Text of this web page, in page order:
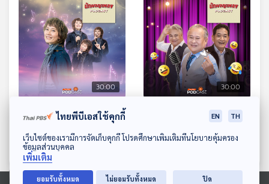
ดาวน์โหลด Thai PBS Podcast Application
30:00
EP. 41: ก้อย ศรัณย่า DIVA
นักผจญเพลง Podcast
30:00
EP. 42: “ตลก” ศาสตร์
ความบันเทิงที่สร้างรอยยิ้ม
นักผจญเพลง Podcast
ไทยพีบีเอสใช้คุกกี้ EN TH
เว็บไซต์ของเรามีการจัดเก็บคุกกี้ โปรดศึกษาเพิ่มเติมที่นโยบายคุ้มครอง
ข้อมูลส่วนบุคคล
เพิ่มเติม
ยอมรับทั้งหมด ไม่ยอมรับทั้งหมด ปิด